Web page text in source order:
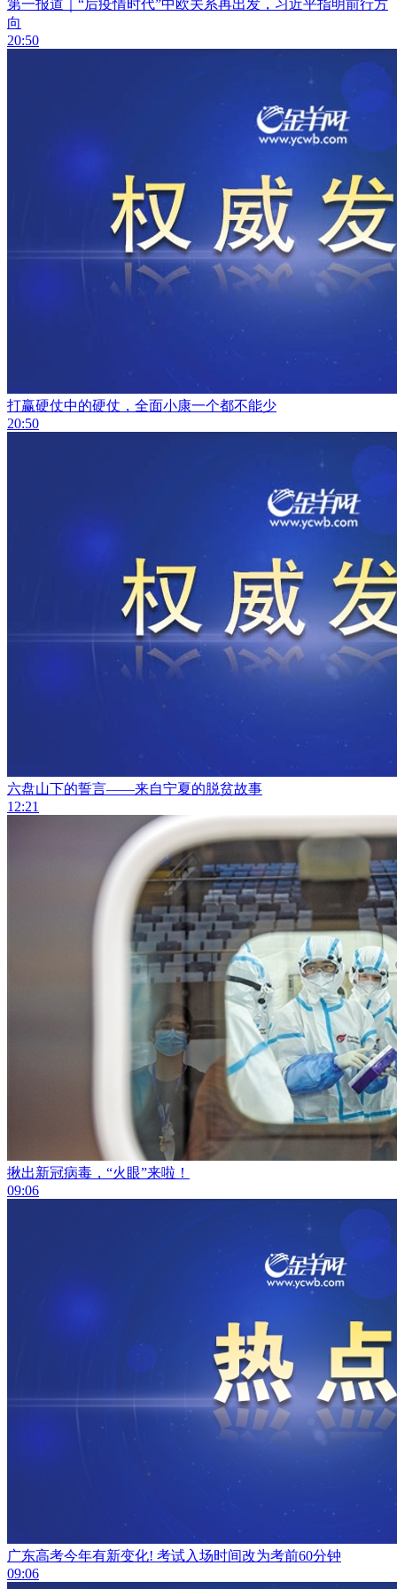
第一报道｜“后疫情时代”中欧关系再出发，习近平指明前行方
向
20:50
打赢硬仗中的硬仗，全面小康一个都不能少
20:50
六盘山下的誓言——来自宁夏的脱贫故事
12:21
揪出新冠病毒，“火眼”来啦！
09:06
广东高考今年有新变化! 考试入场时间改为考前60分钟
09:06